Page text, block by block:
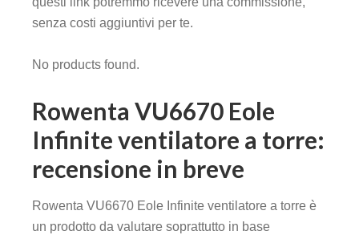
senza costi aggiuntivi per te.
No products found.
Rowenta VU6670 Eole
Infinite ventilatore a torre:
recensione in breve
Rowenta VU6670 Eole Infinite ventilatore a torre è
un prodotto da valutare soprattutto in base